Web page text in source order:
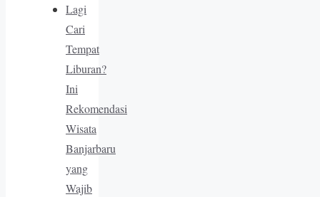
Lagi
Cari
Tempat
Liburan?
Ini
Rekomendasi
Wisata
Banjarbaru
yang
Wajib